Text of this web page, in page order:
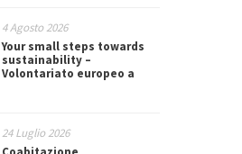
4 Agosto 2026
Your small steps towards
sustainability –
Volontariato europeo a
24 Luglio 2026